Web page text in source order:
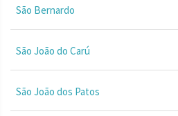
São Bernardo
São João do Carú
São João dos Patos